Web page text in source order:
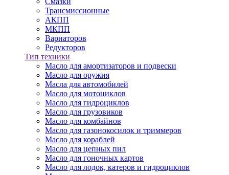
Трансмиссионные
АКПП
МКПП
Вариаторов
Редукторов
Тип техники
Масло для амортизаторов и подвески
Масло для оружия
Масла для автомобилей
Масло для мотоциклов
Масло для гидроциклов
Масло для грузовиков
Масло для комбайнов
Масло для газонокосилок и триммеров
Масло для кораблей
Масло для цепных пил
Масло для гоночных картов
Масло для лодок, катеров и гидроциклов